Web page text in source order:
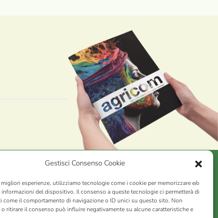
Gestisci Consenso Cookie
migliori esperienze, utilizziamo tecnologie come i cookie per memorizzare e/o
informazioni del dispositivo. Il consenso a queste tecnologie ci permetterà di
come il comportamento di navigazione o ID unici su questo sito. Non
ritirare il consenso può influire negativamente su alcune caratteristiche e
AGRICOMs.r.l.
n. 01078860473 | Capitale sociale 60.200,00 Int. versato |
Economico Amministrativo C.C.I.A.A. di Pistoia n. 117066